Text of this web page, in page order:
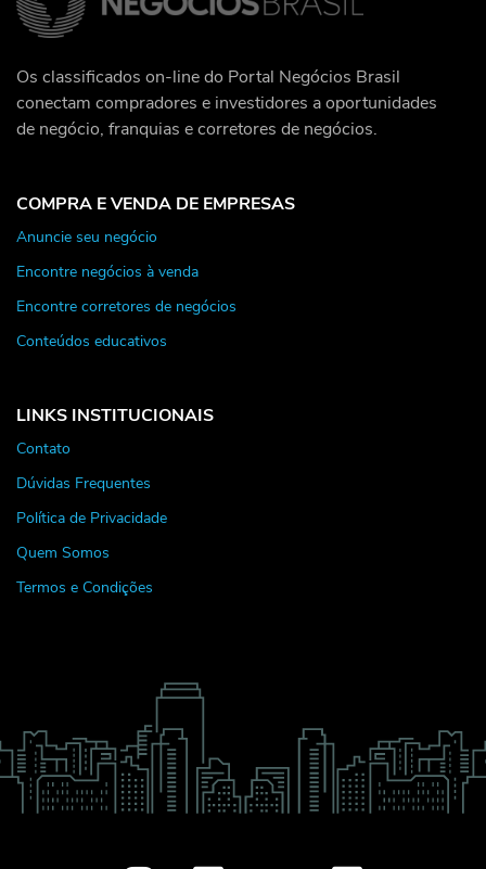
Os classificados on-line do Portal Negócios Brasil
conectam compradores e investidores a oportunidades
de negócio, franquias e corretores de negócios.
COMPRA E VENDA DE EMPRESAS
Anuncie seu negócio
Encontre negócios à venda
Encontre corretores de negócios
Conteúdos educativos
LINKS INSTITUCIONAIS
Contato
Dúvidas Frequentes
Política de Privacidade
Quem Somos
Termos e Condições